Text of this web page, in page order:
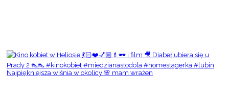
Najpiękniejsza wiśnia w okolicy 🌸 mam wrażen